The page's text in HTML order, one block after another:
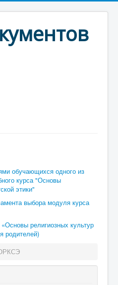
обучающихся одного из
курса "Основы
этики"
выбора модуля курса
религиозных культур
родителей)